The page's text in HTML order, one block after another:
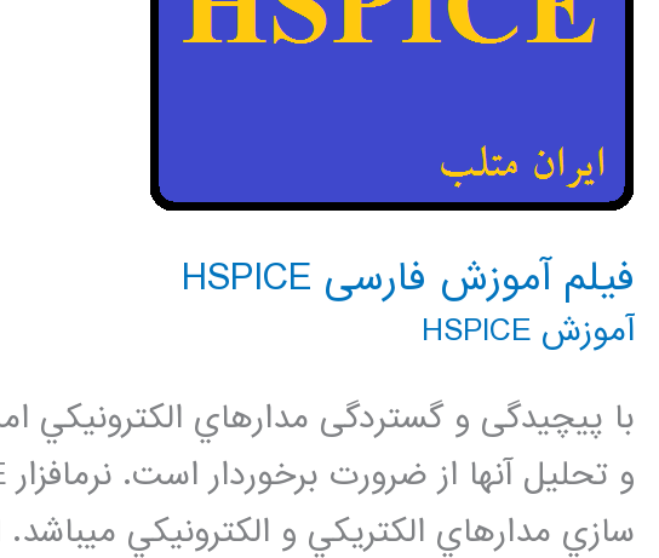
فیلم آموزش فارسی HSPICE
آموزش HSPICE
با پیچیدگی و گستردگی مدارهاي الكترونيكي
سازي مدارهاي الكتريكي و الكترونيكي مي­باشد.